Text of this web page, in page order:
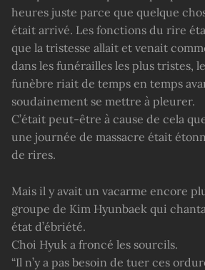
heures juste parce que quelque
était arrivé. Les fonctions du rire
que la tristesse allait et venait
dans les funérailles les plus tristes,
funèbre riait de temps en temps
soudainement se mettre à pleurer.
C’était peut-être à cause de cela
une journée de massacre était
de rires.
Mais il y avait un vacarme encore
groupe de Kim Hyunbaek qui
état d’ébriété.
Choi Hyuk a froncé les sourcils.
“Il n’y a pas besoin de tuer ces